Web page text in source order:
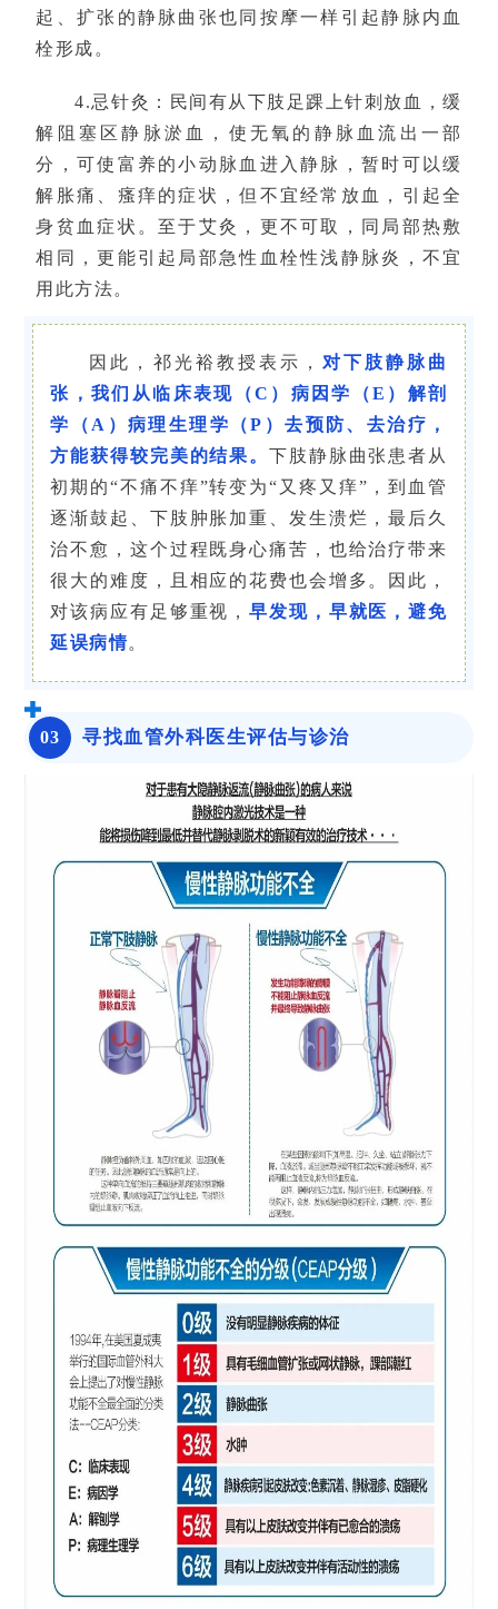
起、扩张的静脉曲张也同按摩一样引起静脉内血
栓形成。
4.忌针灸：民间有从下肢足踝上针刺放血，缓
解阻塞区静脉淤血，使无氧的静脉血流出一部
分，可使富养的小动脉血进入静脉，暂时可以缓
解胀痛、瘙痒的症状，但不宜经常放血，引起全
身贫血症状。至于艾灸，更不可取，同局部热敷
相同，更能引起局部急性血栓性浅静脉炎，不宜
用此方法。
因此， 祁光裕教授表示， 对下肢静脉曲
张，我们从临床表现（C）病因学（E）解剖
学（A）病理生理学（P）去预防、去治疗，
方能获得较完美的结果。下肢静脉曲张患者从
初期的“不痛不痒”转变为“又疼又痒”，到血管
逐渐鼓起、下肢肿胀加重、发生溃烂，最后久
治不愈，这个过程既身心痛苦，也给治疗带来
很大的难度，且相应的花费也会增多。因此，
对该病应有足够重视，早发现，早就医，避免
延误病情。
03 寻找血管外科医生评估与诊治